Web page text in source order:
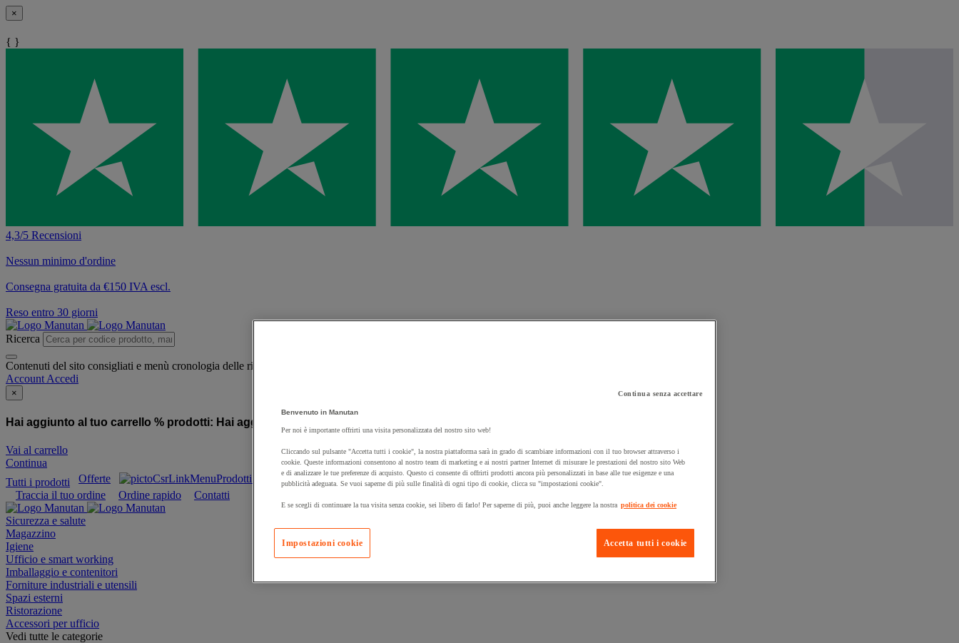
×
{ }
4,3/5 Recensioni
Nessun minimo d'ordine
Consegna gratuita da €150 IVA escl.
Reso entro 30 giorni
Ricerca
Contenuti del sito consigliati e menù cronologia delle ricerche
Account Accedi
×
Hai aggiunto al tuo carrello % prodotti: Hai aggiunto al tuo carrello un prodotto:
Vai al carrello
Continua
Tutti i prodotti
Offerte Prodotti sostenibili Manutan Expert
Prodotti in pronta consegna
Traccia il tuo ordine
Ordine rapido Contatti
Sicurezza e salute
Magazzino
Igiene
Ufficio e smart working
Imballaggio e contenitori
Forniture industriali e utensili
Spazi esterni
Ristorazione
Accessori per ufficio
Vedi tutte le categorie
Continua senza accettare
Benvenuto in Manutan
Per noi è importante offrirti una visita personalizzata del nostro sito web!
Cliccando sul pulsante "Accetta tutti i cookie", la nostra piattaforma sarà in grado di scambiare informazioni con il tuo browser attraverso i
cookie. Queste informazioni consentono al nostro team di marketing e ai nostri partner Internet di misurare le prestazioni del nostro sito Web
e di analizzare le tue preferenze di acquisto. Questo ci consente di offrirti prodotti ancora più personalizzati in base alle tue esigenze e una
pubblicità adeguata. Se vuoi saperne di più sulle finalità di ogni tipo di cookie, clicca su "impostazioni cookie".
E se scegli di continuare la tua visita senza cookie, sei libero di farlo! Per saperne di più, puoi anche leggere la nostra politica dei cookie
Accetta tutti i cookie
Impostazioni cookie